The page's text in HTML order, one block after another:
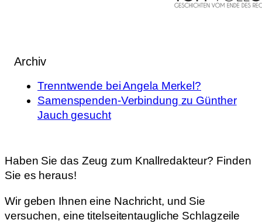
Archiv
Trenntwende bei Angela Merkel?
Samenspenden-Verbindung zu Günther
Jauch gesucht
Haben Sie das Zeug zum Knallredakteur? Finden
Sie es heraus!
Wir geben Ihnen eine Nachricht, und Sie
versuchen, eine titelseitentaugliche Schlagzeile